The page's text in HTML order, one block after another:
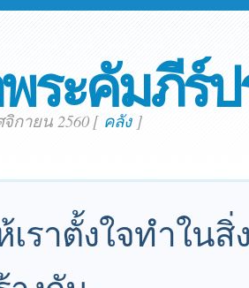
ระคัมภีร์
กายน 2560[ คลัง]
ราตั้งใจทำใน